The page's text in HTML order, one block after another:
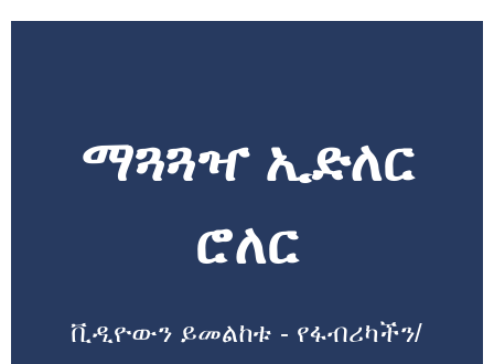
ማጓጓዣ ኢድለር
ሮለር
ቪዲዮውን ይመልከቱ - የፋብሪካችን/